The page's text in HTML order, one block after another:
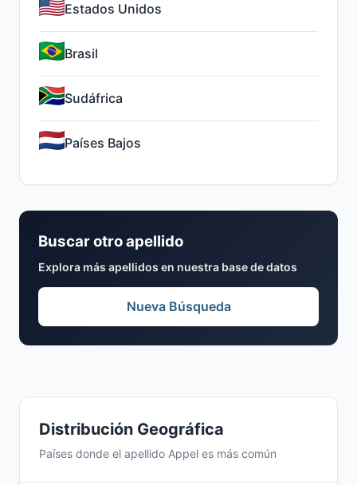
Distribución Geográfica
Países donde el apellido Appel es más común
Estados Unidos
Brasil
Sudáfrica
Países Bajos
Buscar otro apellido
Explora más apellidos en nuestra base de datos
Nueva Búsqueda